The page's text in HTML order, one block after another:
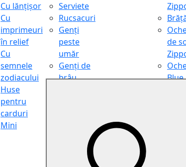
Cu lănțișor
Cu
imprimeuri
în relief
Cu
semnele
zodiacului
Huse
pentru
carduri
Mini
Serviete
Rucsacuri
Genți
peste
umăr
Genți de
brâu
cosmetice
de
Blue